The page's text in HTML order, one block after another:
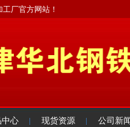
厂官方网站！
中心 现货资源 公司新